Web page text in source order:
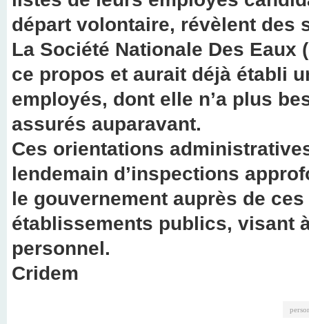
départ volontaire, révèlent des
La Société Nationale Des Eaux
ce propos et aurait déjà établi
employés, dont elle n’a plus
assurés auparavant.
Ces orientations
lendemain d’inspections
le gouvernement auprès de
établissements publics, visant
personnel.
Cridem